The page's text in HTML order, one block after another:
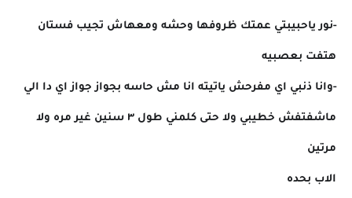
-نور ياحبيبتي عمتك ظروفها وحشه ومعهاش تجيب فستان
هتفت بعصبيه
-وانا ذنبي اي مفرحش ياتيته انا مش حاسه بجواز جواز اي دا الي
ماشفتفش خطيبي ولا حتى كلمني طول ٣ سنين غير مره ولا
مرتين
الاب بحده